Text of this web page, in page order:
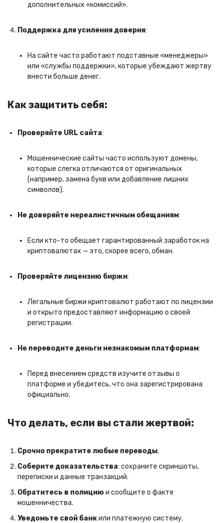
дополнительных «комиссий».
Поддержка для усиления доверия:
На сайте часто работают подставные «менеджеры»
или «службы поддержки», которые убеждают жертву
внести больше денег.
Как защитить себя:
Проверяйте URL сайта:
Мошеннические сайты часто используют домены,
которые слегка отличаются от оригинальных
(например, замена букв или добавление лишних
символов).
Не доверяйте нереалистичным обещаниям:
Если кто-то обещает гарантированный заработок на
криптовалютах — это, скорее всего, обман.
Проверяйте лицензию биржи:
Легальные биржи криптовалют работают по лицензии
и открыто предоставляют информацию о своей
регистрации.
Не переводите деньги незнакомым платформам:
Перед внесением средств изучите отзывы о
платформе и убедитесь, что она зарегистрирована
официально.
Что делать, если вы стали жертвой:
Срочно прекратите любые переводы.
Соберите доказательства: сохраните скриншоты,
переписки и данные транзакций.
Обратитесь в полицию и сообщите о факте
мошенничества.
Уведомьте свой банкили платежную систему.